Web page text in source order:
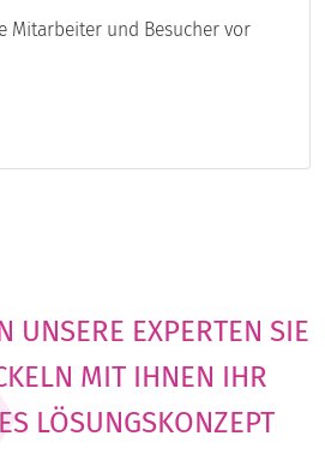
Mitarbeiter und Besucher vor
UNSERE EXPERTEN SIE
MIT IHNEN IHR
LÖSUNGSKONZEPT